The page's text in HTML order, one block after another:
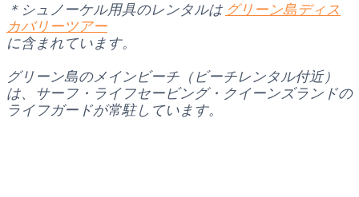
＊シュノーケル用具のレンタルは グリーン島ディス
カバリーツアー
に含まれています。
グリーン島のメインビーチ（ビーチレンタル付近）
は、サーフ・ライフセービング・クイーンズランドの
ライフガードが常駐しています。